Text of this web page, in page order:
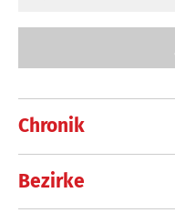
Chronik
Bezirke